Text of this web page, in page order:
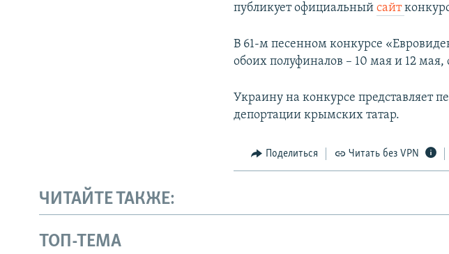
публикует официальныйсайт
В 61-м песенном конкурсе
обоих полуфиналов – 10 мая и 12
Украину на конкурсе представляет
депортации крымских татар.
Поделиться Читать без VPN
ЧИТАЙТЕ ТАКЖЕ:
ТОП-ТЕМА